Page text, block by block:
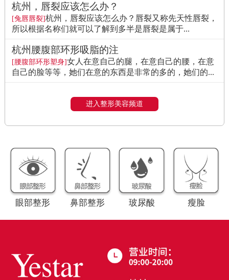
杭州，唇裂应该怎么办？
[兔唇唇裂]杭州，唇裂应该怎么办？唇裂又称先天性唇裂，
所以根据名称们就可以了解到多半是唇裂是属于...
杭州腰腹部环形吸脂的注
[腰腹部环形塑身]女人在意自己的腿，在意自己的腰，在意
自己的脸等等，她们在意的东西是非常的多的，她们的...
进入整形美容频道
眼部整形 鼻部整形 玻尿酸 瘦脸